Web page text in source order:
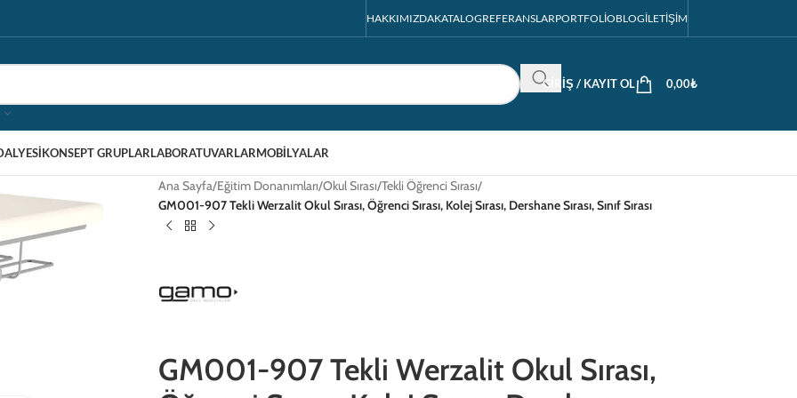
HAKKIMIZDAKATALOGREFERANSLARPORTFOLIOBLOGİLETIŞIM
GIRIŞ / KAYIT OL 0,00₺
KONSEPT GRUPLARLABORATUVARLARMOBILYALAR
Ana Sayfa/Eğitim Donanımları/Okul Sırası/Tekli Öğrenci Sırası/
GM001-907 Tekli Werzalit Okul Sırası, Öğrenci Sırası, Kolej Sırası, Dershane Sırası, Sınıf Sırası
GM001-907 Tekli Werzalit Okul Sırası,